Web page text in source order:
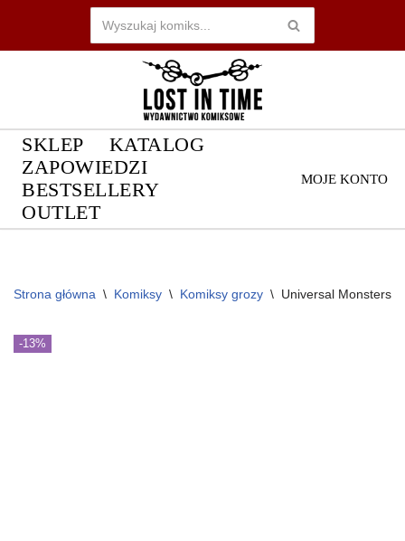
Przejdź
SKLEP
KATALOG
ZAPOWIEDZI
BESTSELLERY
OUTLET
MOJE KONTO
Strona główna \ Komiksy \ Komiksy grozy \ Universal Monsters:
-13%